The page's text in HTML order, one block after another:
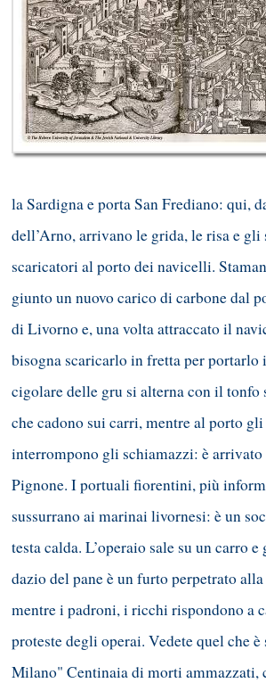
la Sardigna e porta San Frediano: qui,
dell’Arno, arrivano le grida, le risa e
scaricatori al porto dei navicelli.
giunto un nuovo carico di carbone dal
di Livorno e, una volta attraccato il
bisogna scaricarlo in fretta per portarlo
cigolare delle gru si alterna con il tonfo
che cadono sui carri, mentre al porto
interrompono gli schiamazzi: è
Pignone. I portuali fiorentini, più
sussurrano ai marinai livornesi: è un
testa calda. L’operaio sale su un carro
dazio del pane è un furto perpetrato alla
mentre i padroni, i ricchi rispondono a
proteste degli operai. Vedete quel che è
Milano" Centinaia di morti ammazzati,